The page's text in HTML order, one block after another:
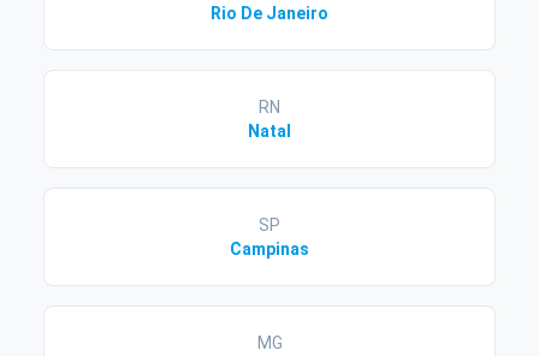
Rio De Janeiro
RN
Natal
SP
Campinas
MG